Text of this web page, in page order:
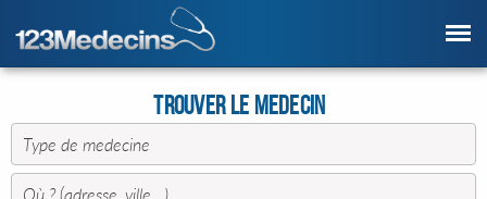
Trouver le Medecin